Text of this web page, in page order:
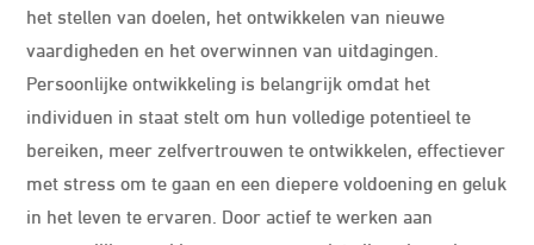
het stellen van doelen, het ontwikkelen van nieuwe
vaardigheden en het overwinnen van uitdagingen.
Persoonlijke ontwikkeling is belangrijk omdat het
individuen in staat stelt om hun volledige potentieel te
bereiken, meer zelfvertrouwen te ontwikkelen, effectiever
met stress om te gaan en een diepere voldoening en geluk
in het leven te ervaren. Door actief te werken aan